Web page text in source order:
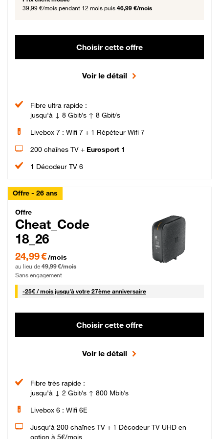
39,99 €/mois pendant 12 mois puis 46,99 €/mois
Choisir cette offre
Voir le détail
Fibre ultra rapide :
jusqu'à ↓ 8 Gbit/s ↑ 8 Gbit/s
Livebox 7 : Wifi 7 + 1 Répéteur Wifi 7
200 chaînes TV + Eurosport 1
1 Décodeur TV 6
Offre - 26 ans
Cheat_Code Fibre_18_26
Offre
Cheat_Code
18_26
24,99 € par mois pendant 0 mois puis 49,99 € par mois, Sans engagement
24,99 €/mois
au lieu de 49,99 €/mois
Sans engagement
-25€ / mois25 € par mois
jusqu'à votre 27ème anniversaire
Choisir cette offre
Voir le détail
Fibre très rapide :
jusqu'à ↓ 2 Gbit/s ↑ 800 Mbit/s
Livebox 6 : Wifi 6E
Jusqu’à 200 chaînes TV + 1 Décodeur TV UHD en
option à 5€/mois